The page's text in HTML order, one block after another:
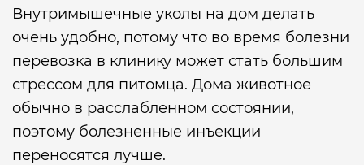
Внутримышечные уколы на дом делать
очень удобно, потому что во время болезни
перевозка в клинику может стать большим
стрессом для питомца. Дома животное
обычно в расслабленном состоянии,
поэтому болезненные инъекции
переносятся лучше.